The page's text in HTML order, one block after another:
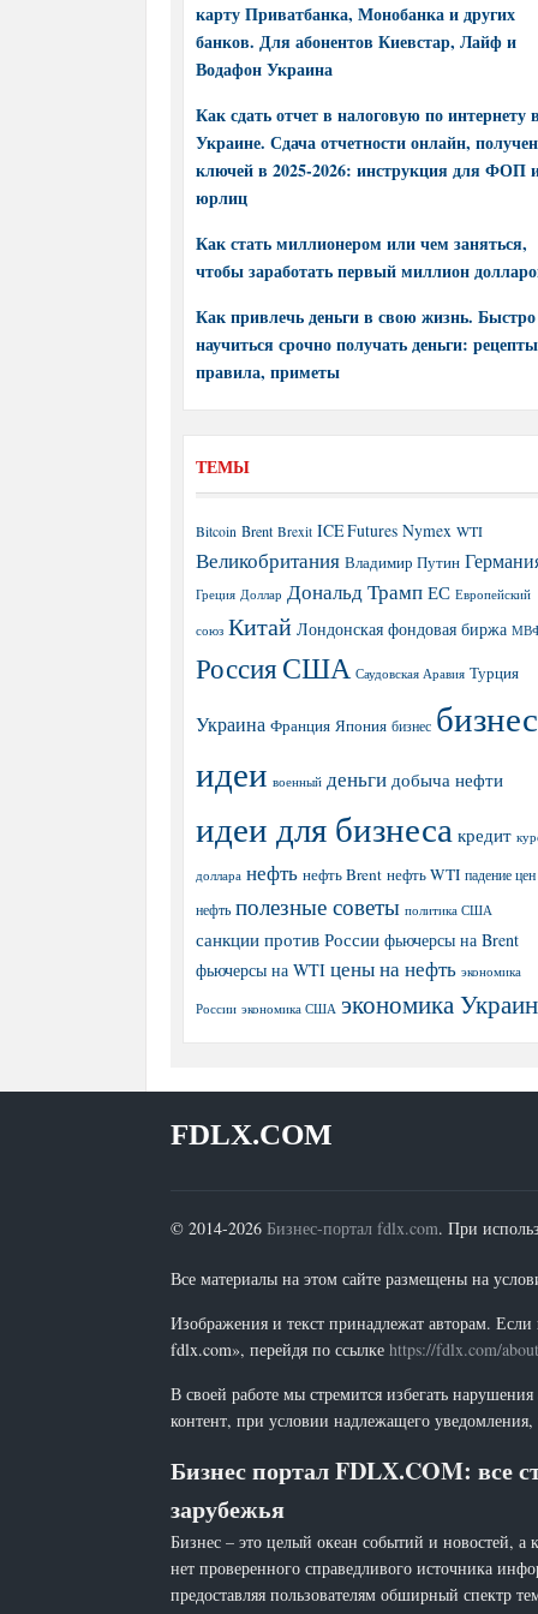
карту Приватбанка, Монобанка и других
банков. Для абонентов Киевстар, Лайф и
Водафон Украина
Как сдать отчет в налоговую по интернету в
Украине. Сдача отчетности онлайн,
ключей в 2025-2026: инструкция для ФОП
юрлиц
Как стать миллионером или чем заняться,
чтобы заработать первый миллион
Как привлечь деньги в свою жизнь. Быстро
научиться срочно получать деньги:
правила, приметы
ТЕМЫ
Bitcoin Brent Brexit ICE Futures Nymex WTI
Великобритания Владимир Путин
Греция Доллар Дональд Трамп ЕС Европейский
союз Китай Лондонская фондовая биржа
РоссияСША Саудовская Аравия Турция
Украина Франция Япония бизнес бизнес
идеи военный деньги добыча нефти
идеи для бизнеса кредит
доллара нефть нефть Brent нефть WTI падение
нефть полезные советы политика США
санкции против России фьючерсы на Brent
фьючерсы на WTI цены на нефть экономика
России экономика США экономика
FDLX.COM
© 2014-2026 Бизнес-портал fdlx.com. При
Все материалы на этом сайте размещены на
Изображения и текст принадлежат авторам.
fdlx.com», перейдя по ссылке https://fdlx.com/
В своей работе мы стремится избегать
контент, при условии надлежащего
Бизнес портал FDLX.COM: все
зарубежья
Бизнес – это целый океан событий и новостей,
нет проверенного справедливого источника
предоставляя пользователям обширный спектр